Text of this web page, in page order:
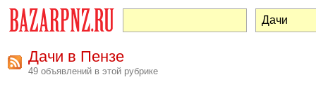
Дачи в Пензе
49 объявлений в этой рубрике